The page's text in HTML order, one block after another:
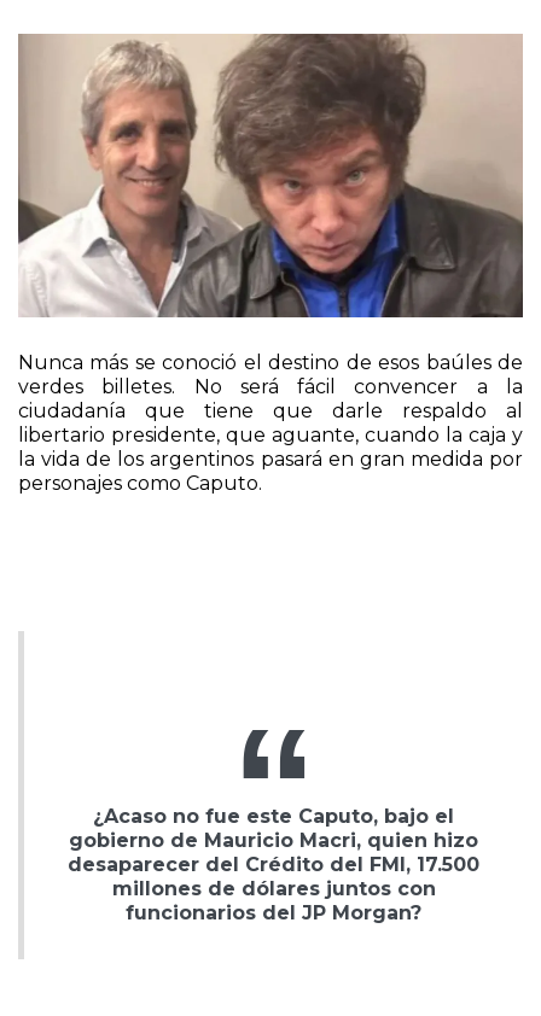
Nunca más se conoció el destino de esos baúles de
verdes billetes. No será fácil convencer a la
ciudadanía que tiene que darle respaldo al
libertario presidente, que aguante, cuando la caja y
la vida de los argentinos pasará en gran medida por
personajes como Caputo.
¿Acaso no fue este Caputo, bajo el
gobierno de Mauricio Macri, quien hizo
desaparecer del Crédito del FMI, 17.500
millones de dólares juntos con
funcionarios del JP Morgan?